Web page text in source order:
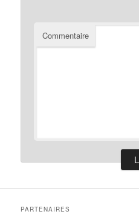
Commentaire
PARTENAIRES